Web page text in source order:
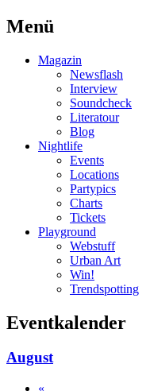
Menü
Magazin
Newsflash
Interview
Soundcheck
Literatour
Blog
Nightlife
Events
Locations
Partypics
Charts
Tickets
Playground
Webstuff
Urban Art
Win!
Trendspotting
Eventkalender
August